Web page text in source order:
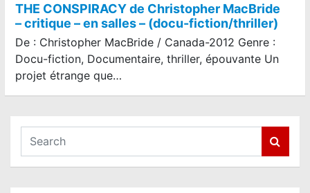
THE CONSPIRACY de Christopher MacBride
– critique – en salles – (docu-fiction/thriller)
De : Christopher MacBride / Canada-2012 Genre :
Docu-fiction, Documentaire, thriller, épouvante Un
projet étrange que…
a